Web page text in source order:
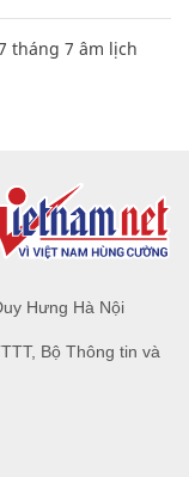
tháng 7 âm lịch
Hưng Hà Nội
Bộ Thông tin và